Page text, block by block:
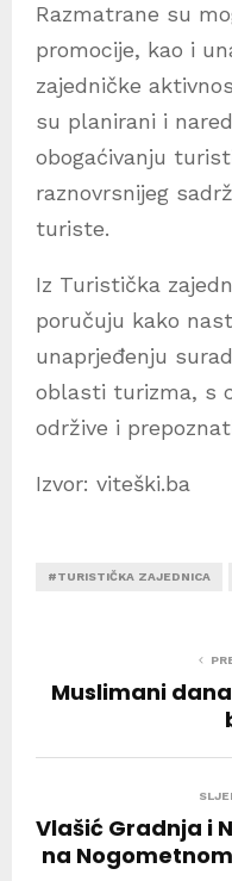
Razmatrane su
promocije, kao i
zajedničke
su planirani i
obogaćivanju
raznovrsnijeg
turiste.
Iz Turistička
poručuju kako
unaprjeđenju
oblasti turizma, s
održive i
Izvor: viteški.ba
#TURISTIČKA ZAJEDNICA
Muslimani
Vlašić Gradnja i
na